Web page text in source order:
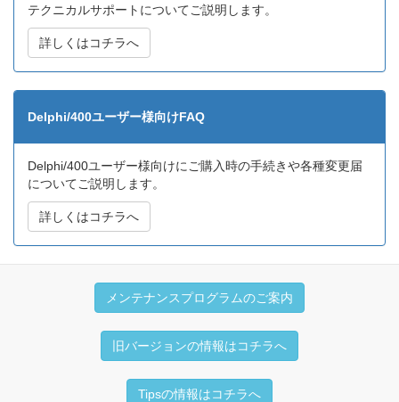
テクニカルサポートについてご説明します。
詳しくはコチラへ
Delphi/400ユーザー様向けFAQ
Delphi/400ユーザー様向けにご購入時の手続きや各種変更届
についてご説明します。
詳しくはコチラへ
メンテナンスプログラムのご案内
旧バージョンの情報はコチラへ
Tipsの情報はコチラへ